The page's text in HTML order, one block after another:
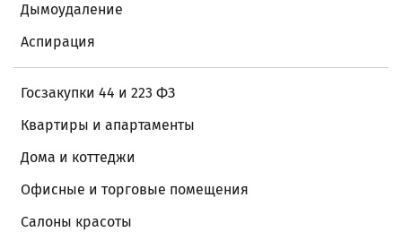
Дымоудаление
Аспирация
Госзакупки 44 и 223 ФЗ
Квартиры и апартаменты
Дома и коттеджи
Офисные и торговые помещения
Салоны красоты